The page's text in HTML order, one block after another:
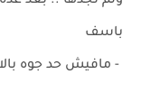
باسف
- مافيش حد جوه